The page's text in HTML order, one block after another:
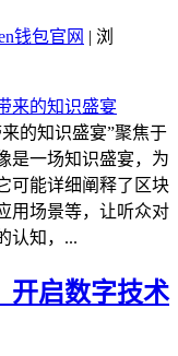
钱包官网 | 浏
的知识盛宴”聚焦于
是一场知识盛宴，为
可能详细阐释了区块
用场景等，让听众对
认知，...
开启数字技术